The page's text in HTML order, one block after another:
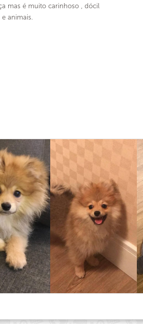
mas é muito carinhoso , dócil
animais.